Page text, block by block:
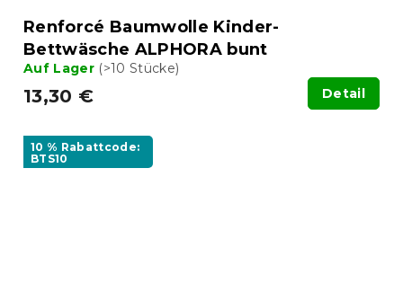
Renforcé Baumwolle Kinder-
Bettwäsche ALPHORA bunt
Auf Lager (>10 Stücke)
13,30 € Detail
10 % Rabattcode:
BTS10